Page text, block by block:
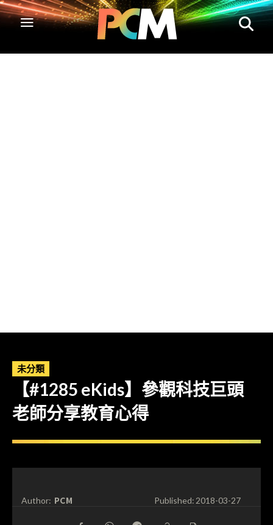
未分類
【#1285 eKids】參觀科技巨頭
老師分享教育心得
Author: PCM Published:2018-03-27